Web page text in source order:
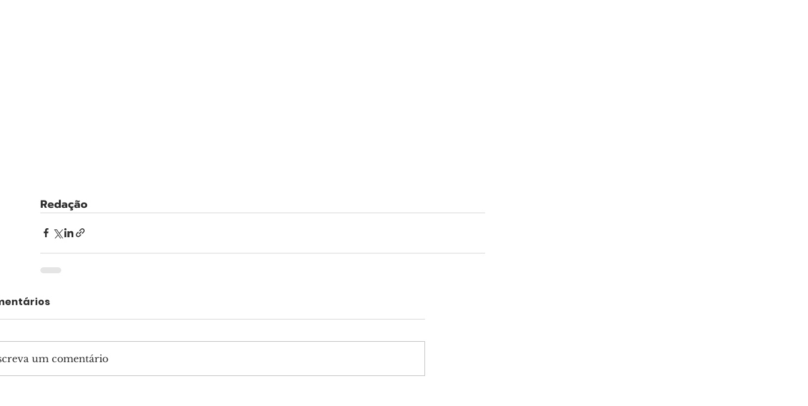
Redação
um comentário